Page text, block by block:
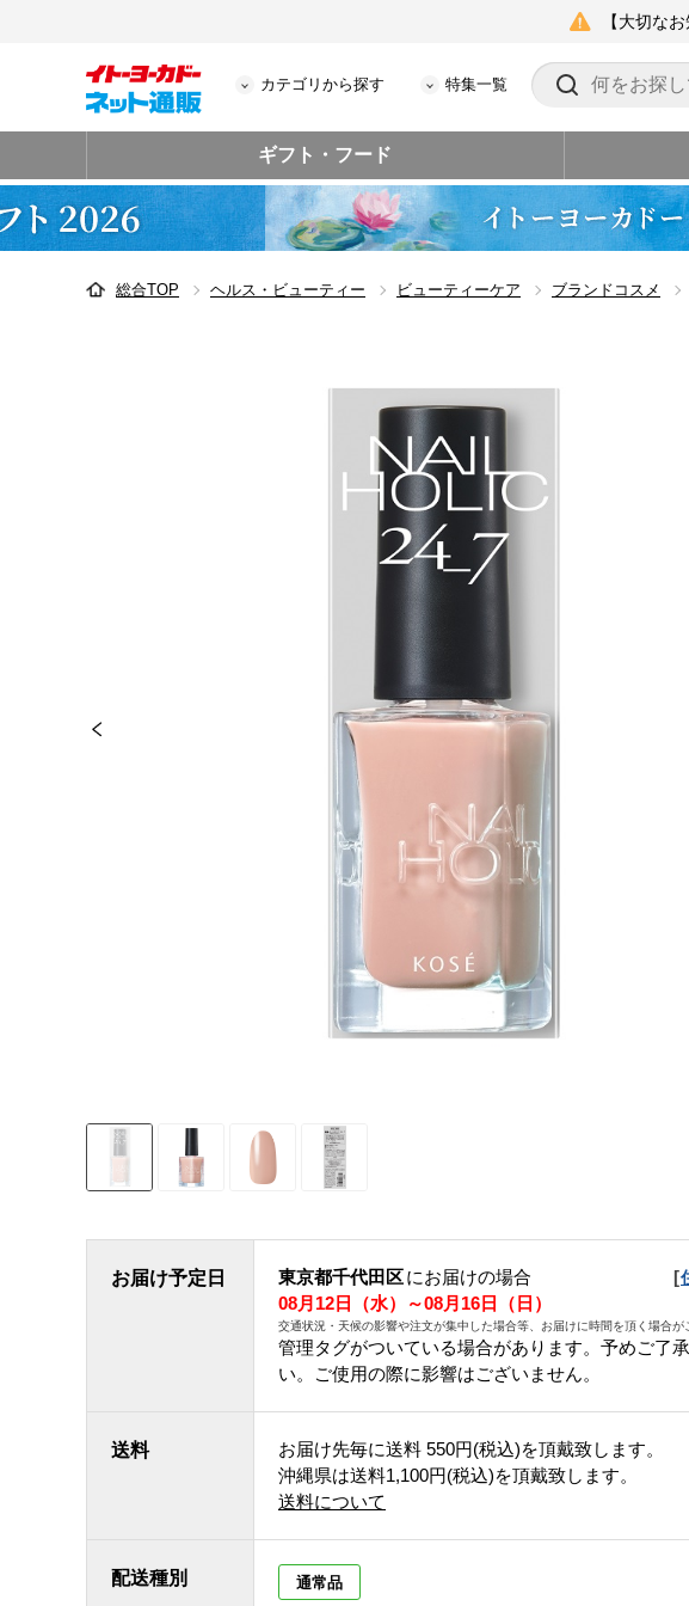
【大切な
カテゴリから探す 特集一覧
ギフト・フード
総合TOP ヘルス・ビューティー ビューティーケア ブランドコスメ
お届け予定日 東京都千代田区にお届けの場合 [
08月12日（水）～08月16日（日）
交通状況・天候の影響や注文が集中した場合等、お届けに時間を頂く場合が
管理タグがついている場合があります。予めご了
い。ご使用の際に影響はございません。
送料 お届け先毎に送料 550円(税込)を頂戴致します。
沖縄県は送料1,100円(税込)を頂戴致します。
送料について
配送種別 通常品